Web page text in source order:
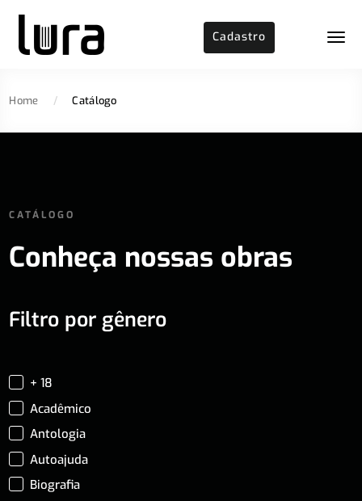
Cadastro
Home / Catálogo
CATÁLOGO
Conheça nossas obras
Filtro por gênero
+ 18
Acadêmico
Antologia
Autoajuda
Biografia